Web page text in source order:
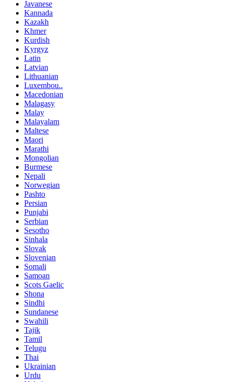
Javanese
Kannada
Kazakh
Khmer
Kurdish
Kyrgyz
Latin
Latvian
Lithuanian
Luxembou..
Macedonian
Malagasy
Malay
Malayalam
Maltese
Maori
Marathi
Mongolian
Burmese
Nepali
Norwegian
Pashto
Persian
Punjabi
Serbian
Sesotho
Sinhala
Slovak
Slovenian
Somali
Samoan
Scots Gaelic
Shona
Sindhi
Sundanese
Swahili
Tajik
Tamil
Telugu
Thai
Ukrainian
Urdu